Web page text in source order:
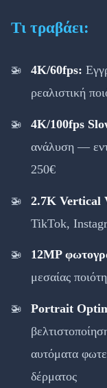
Τι τραβάει:
4K/60fps:
ρεαλιστική
4K/100fps
ανάλυση —
250€
2.7K Vertical
TikTok,
12MP
μεσαίας
Portrait
αυτόματα
δέρματος